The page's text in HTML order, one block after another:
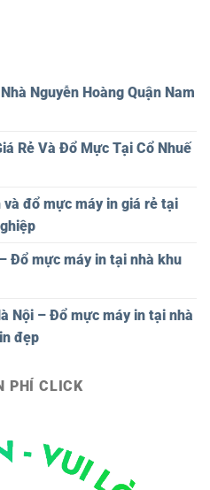
Nguyễn Hoàng Quận Nam
Rẻ Và Đổ Mực Tại Cổ Nhuế
và đổ mực máy in giá rẻ tại
Đổ mực máy in tại nhà khu
Nội – Đổ mực máy in tại nhà
đẹp
PHÍ CLICK